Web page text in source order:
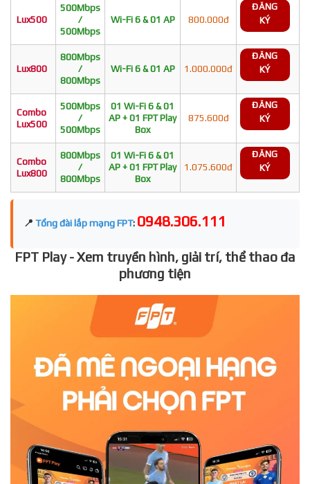
Lux500
500Mbps
/
500Mbps
Wi-Fi 6 & 01 AP 800.000đ
ĐĂNG
KÝ
Lux800
800Mbps
/
800Mbps
Wi-Fi 6 & 01 AP 1.000.000đ
ĐĂNG
KÝ
Combo
Lux500
500Mbps
/
500Mbps
01 Wi-Fi 6 & 01
AP + 01 FPT Play
Box
875.600đ
ĐĂNG
KÝ
Combo
Lux800
800Mbps
/
800Mbps
01 Wi-Fi 6 & 01
AP + 01 FPT Play
Box
1.075.600đ
ĐĂNG
KÝ
📍 Tổng đài lắp mạng FPT: 0948.306.111
FPT Play - Xem truyền hình, giải trí, thể thao đa
phương tiện